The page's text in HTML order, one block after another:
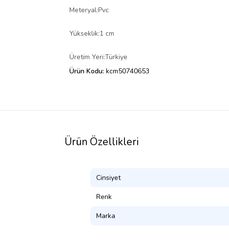
Meteryal:Pvc
Yükseklik:1 cm
Üretim Yeri:Türkiye
Ürün Kodu: kcm50740653
Ürün Özellikleri
Cinsiyet
Renk
Marka